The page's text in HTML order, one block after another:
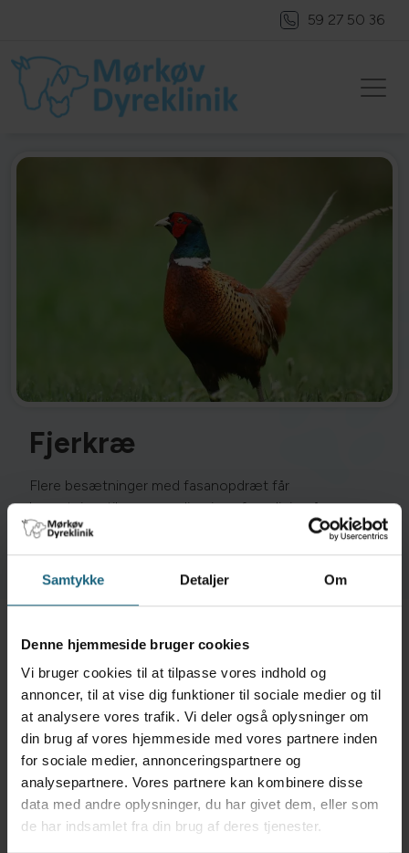
Samtykke Detaljer Om
Denne hjemmeside bruger cookies
Vi bruger cookies til at tilpasse vores indhold og
annoncer, til at vise dig funktioner til sociale medier og til
at analysere vores trafik. Vi deler også oplysninger om
din brug af vores hjemmeside med vores partnere inden
for sociale medier, annonceringspartnere og
analysepartnere. Vores partnere kan kombinere disse
data med andre oplysninger, du har givet dem, eller som
de har indsamlet fra din brug af deres tjenester.
59 27 50 36
Fjerkræ
Flere besætninger med fasanopdræt får
besætningstilsyn og ordinering af medicin på
baggrund af bl.a. obduktion og
laboratorieundersøgelser.Hobbyavlere med fjerkræ
kan tilbydes rådgivning.
Netdyredoktors nyhedsbrev
Nyheder om kæledyrs sundhed, symptomer og
behandling Vi sender faglig information, tips og tricks
og gode tilbud 2-4 gange om måneden. Nye
abonnenter får en rabatkode på 10% til webshoppen.